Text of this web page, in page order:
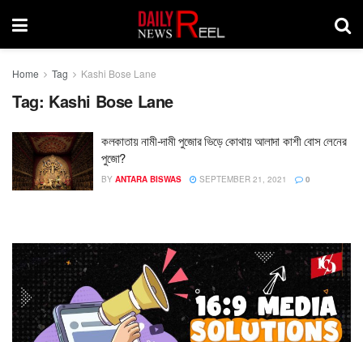
Home Tag Kashi Bose Lane
Tag: Kashi Bose Lane
কলকাতায় নামী-দামী পুজোর ভিড়ে কোথায় আলাদা কাশী বোস লেনের
পুজো?
BY ANTARA BISWAS SEPTEMBER 21, 2021 0